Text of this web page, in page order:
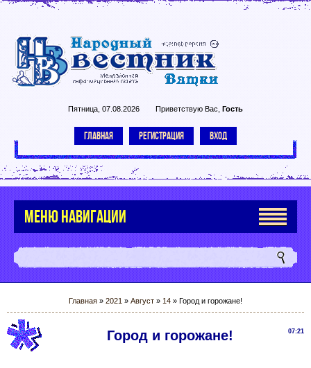
Пятница, 07.08.2026 Приветствую Вас Гость
ГЛАВНАЯ РЕГИСТРАЦИЯ ВХОД
МЕНЮ НАВИГАЦИИ
Главная » 2021 » Август » 14 » Город и горожане!
07:21
Город и горожане!